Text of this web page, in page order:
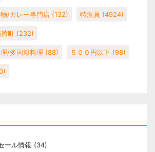
/カレー専門店 (132) 特派員 (4924)
町 (232)
/多国籍料理 (88) ５００円以下 (98)
ール情報 (34)